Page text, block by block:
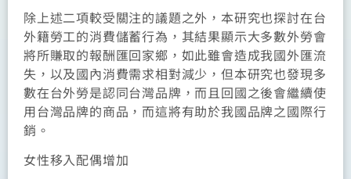
除上述二項較受關注的議題之外，本研究也探討在台
外籍勞工的消費儲蓄行為，其結果顯示大多數外勞會
將所賺取的報酬匯回家鄉，如此雖會造成我國外匯流
失，以及國內消費需求相對減少，但本研究也發現多
數在台外勞是認同台灣品牌，而且回國之後會繼續使
用台灣品牌的商品，而這將有助於我國品牌之國際行
銷。
女性移入配偶增加